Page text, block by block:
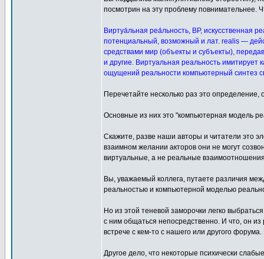
посмотрин на эту проблему повнимательнее.
Виртуа́льная реа́льность, ВР, искусственная
потенциальный, возможный и лат. realis —
средствами мир (объекты и субъекты),
и другие. Виртуальная реальность имитирует
ощущений реальности компьютерный синтез
Перечетайте несколько раз это
Основные из них это "компьютерная модель
Скажите, разве наши авторы и читатели это
взаимном желании акторов они не могут
виртуальные, а не реальные
Вы, уважаемый коллега, путаете различия
реальностью и компьютерной моделью
Но из этой теневой заморочки легко
с ним общаться непосредственно. И что, он из
встрече с кем-то с нашего или другого
Другое дело, что некоторые психически